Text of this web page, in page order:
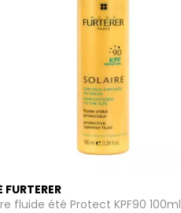
FURTERER
fluide été Protect KPF90 100ml